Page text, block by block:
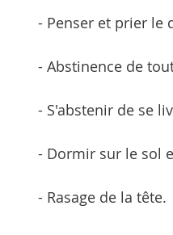
- Penser et prier le
- Abstinence de
- S'abstenir de se
- Dormir sur le sol
- Rasage de la tête.